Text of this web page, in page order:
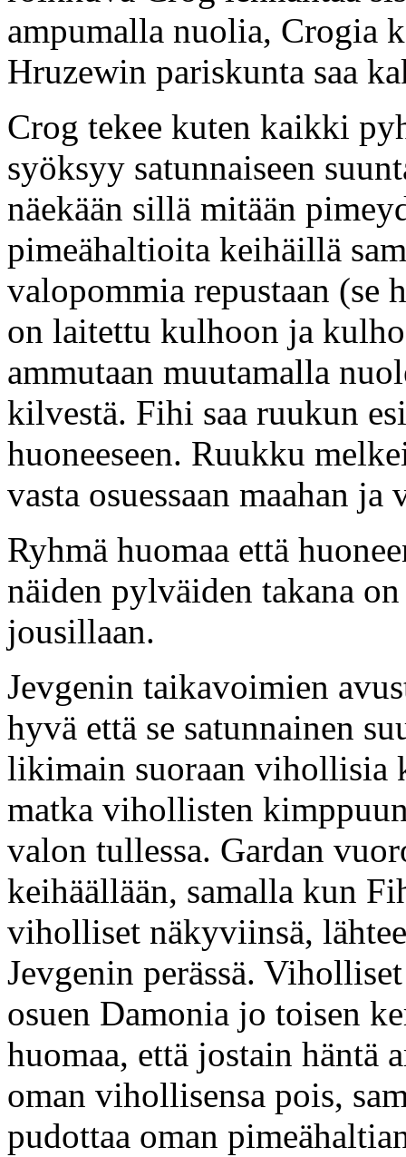
ampumalla nuolia, Crogia
Hruzewin pariskunta saa
Crog tekee kuten kaikki
syöksyy satunnaiseen
näekään sillä mitään
pimeähaltioita keihäillä
valopommia repustaan (se
on laitettu kulhoon ja
ammutaan muutamalla
kilvestä. Fihi saa ruukun
huoneeseen. Ruukku
vasta osuessaan maahan
Ryhmä huomaa että
näiden pylväiden takana
jousillaan.
Jevgenin taikavoimien
hyvä että se satunnainen
likimain suoraan vihollisia
matka vihollisten
valon tullessa. Gardan
keihäällään, samalla kun
viholliset näkyviinsä,
Jevgenin perässä.
osuen Damonia jo toisen
huomaa, että jostain häntä
oman vihollisensa pois,
pudottaa oman